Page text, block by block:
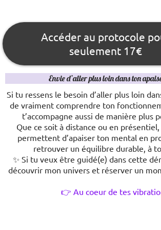
Accéder au protocole
seulement 17€
Envie d’aller plus loin dans ton
Si tu ressens le besoin d’aller plus loin
de vraiment comprendre ton
t’accompagne aussi de manière plus
Que ce soit à distance ou en présentiel,
permettent d’apaiser ton mental en
retrouver un équilibre durable, à
✨ Si tu veux être guidé(e) dans cette
découvrir mon univers et réserver un
👉 Au coeur de tes